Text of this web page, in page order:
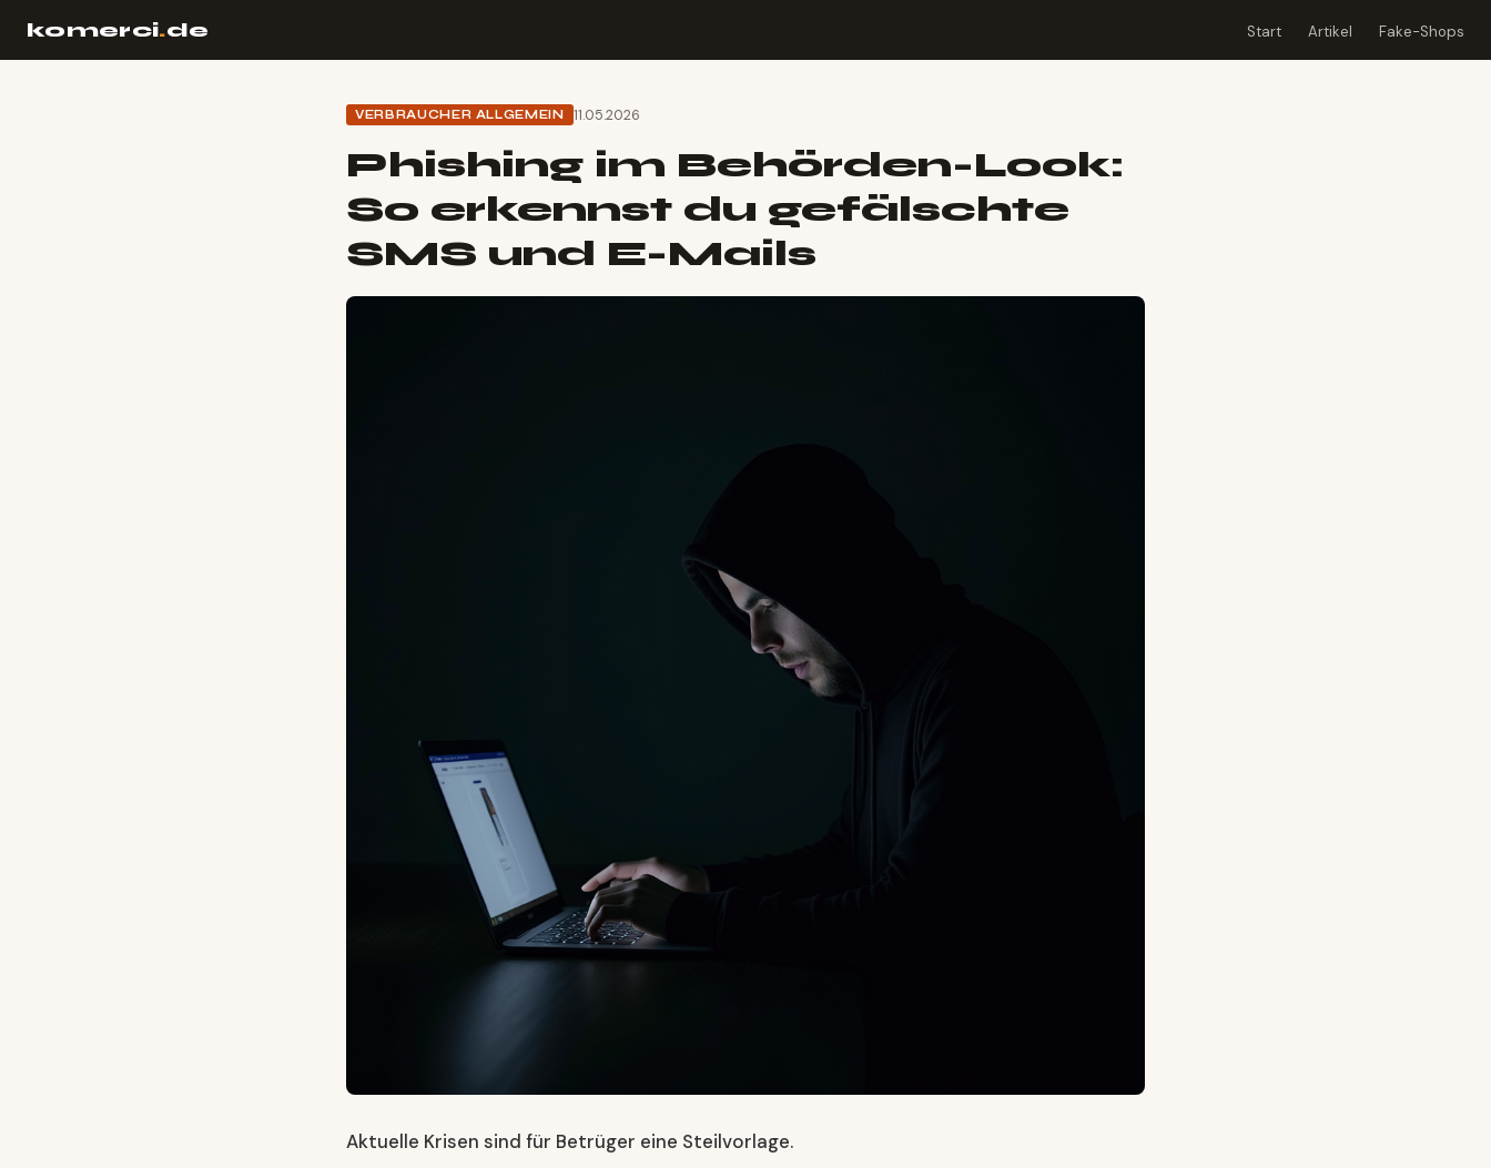
komerci.de Start Artikel Fake-Shops
VERBRAUCHER ALLGEMEIN 11.05.2026
Phishing im Behörden-Look:
So erkennst du gefälschte
SMS und E-Mails
Aktuelle Krisen sind für Betrüger eine Steilvorlage.